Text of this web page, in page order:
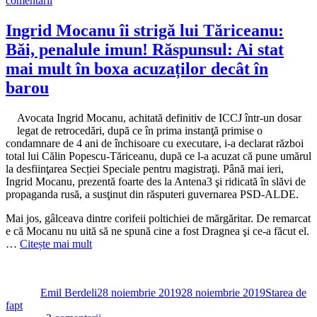
Weber
parcă
ţine
morţiş
să
lui
Dragnea:
Anihilarea
DNA
Ingrid Mocanu îi strigă lui Tăriceanu:
Băi, penalule imun! Răspunsul: Ai stat
mai mult în boxa acuzaților decât în
barou
Avocata Ingrid Mocanu, achitată definitiv de ICCJ într-un dosar
legat de retrocedări, după ce în prima instanţă primise o
condamnare de 4 ani de închisoare cu executare, i-a declarat război
total lui Călin Popescu-Tăriceanu, după ce l-a acuzat că pune umărul
la desfiinţarea Secției Speciale pentru magistraţi. Până mai ieri,
Ingrid Mocanu, prezentă foarte des la Antena3 şi ridicată în slăvi de
propaganda rusă, a susţinut din răsputeri guvernarea PSD-ALDE.
Mai jos, gâlceava dintre corifeii poltichiei de mărgăritar. De remarcat
e că Mocanu nu uită să ne spună cine a fost Dragnea şi ce-a făcut el.
… Citește mai mult
Emil Berdeli28 noiembrie 201928 noiembrie 2019Starea de
fapt